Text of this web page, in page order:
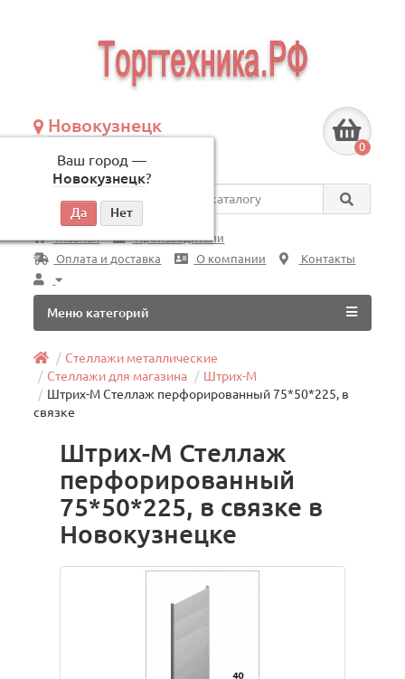
Новокузнецк
Ваш город —
Новокузнецк?
по будням, с 09:00 до 18:00
0
Везде
Главная
Производители
Оплата и доставка
О компании Контакты
Меню категорий
Стеллажи металлические
Стеллажи для магазина
Штрих-М
Штрих-М Стеллаж перфорированный 75*50*225, в
связке
Штрих-М Стеллаж
перфорированный
75*50*225, в связке в
Новокузнецке